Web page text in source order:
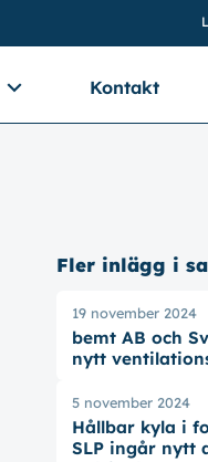
Kontakt
Fler inlägg i
19 november 2024
bemt AB och
nytt
5 november 2024
Hållbar kyla i
SLP ingår nytt